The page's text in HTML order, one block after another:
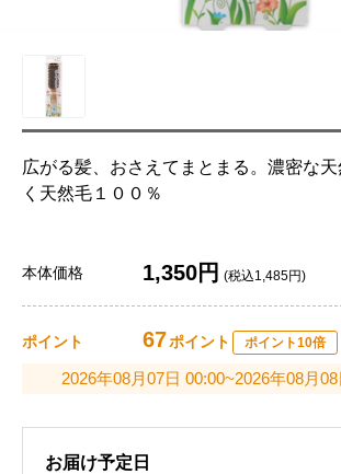
広がる髪、おさえてまとまる。濃密な
く天然毛１００％
本体価格 1,350円 (税込1,485円)
ポイント 67ポイント ポイント10倍
2026年08月07日 00:00~2026年08月
お届け予定日